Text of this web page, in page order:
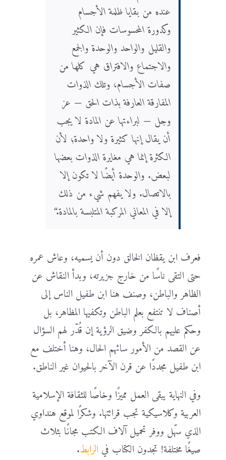
عنده من بقايا ظلمة الأجسام
وكدورة المحسوسات فإن الكثير
والقليل والواحد والوحدة والجمع
والاجتماع والافتراق هي كلها من
صفات الأجسام، وتلك الذوات
المفارقة العارفة بذات الحق — عز
وجل — لبراءتها عن المادة لا يجب
أن يقال إنها كثيرة ولا واحدة؛ لأن
الكثرة إنما هي مغايرة الذوات بعضها
لبعض. والوحدة أيضًا لا تكون إلا
بالاتصال. ولا يفهم شيء من ذلك
إلا في المعاني المركبة المتلبسة بالمادة.“
فعرف ابن يقظان الخالق دون أن يسميه، وعاش عمره
حتى التقى ناسًا من خارج جزيرته، وبدأ النقاش عن
الظاهر والباطن، وصنف هنا ابن طفيل الناس إلى
أصناف لا تنتفع بعلم الباطن وتكفيها المظاهر، بل
وحكم عليهم بالكفر وضيق الرؤية إن قُدّر لهم السؤال
عن القصد من الأمور سائهم الحال، وهنا أختلف مع
ابن طفيل مجددًا عن قرن الآخر بالحيوان غير الناطق.
وفي النهاية يبقى العمل مميزًا وخاصًا للثقافة الإسلامية
العربية وكلاسيكية تجب قرائتها. وشكرًا لموقع هنداوي
الذي سهّل ووفر تحميل آلاف الكتب مجانًا بثلاث
صيغًا مختلفة! تجدون الكتاب في الرابط.